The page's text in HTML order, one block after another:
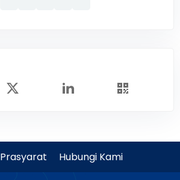
Prasyarat Hubungi Kami